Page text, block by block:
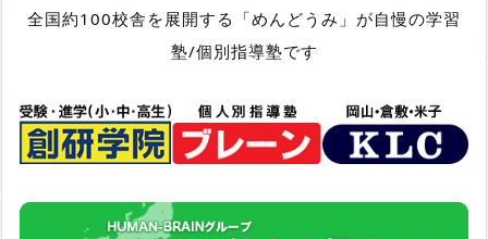
全国約100校舎を展開する「めんどうみ」が自慢の学習
塾/個別指導塾です